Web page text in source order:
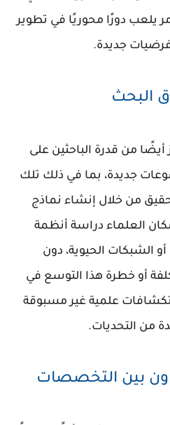
يلعب دورًا محوريًا في تطوير
فرضيات جديدة.
البحث
أيضًا من قدرة الباحثين على
جديدة، بما في ذلك تلك
من خلال إنشاء نماذج
العلماء دراسة أنظمة
الشبكات الحيوية، دون
أو خطرة هذا التوسع في
علمية غير مسبوقة
من التحديات.
بين التخصصات